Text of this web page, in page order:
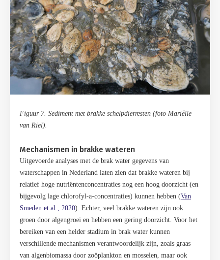
Figuur 7. Sediment met brakke schelpdierresten (foto Mariëlle
van Riel).
Mechanismen in brakke wateren
Uitgevoerde analyses met de brak water gegevens van
waterschappen in Nederland laten zien dat brakke wateren bij
relatief hoge nutriëntenconcentraties nog een hoog doorzicht (en
bijgevolg lage chlorofyl-a-concentraties) kunnen hebben (Van
Smeden et al., 2020). Echter, veel brakke wateren zijn ook
groen door algengroei en hebben een gering doorzicht. Voor het
bereiken van een helder stadium in brak water kunnen
verschillende mechanismen verantwoordelijk zijn, zoals graas
van algenbiomassa door zoöplankton en mosselen, maar ook